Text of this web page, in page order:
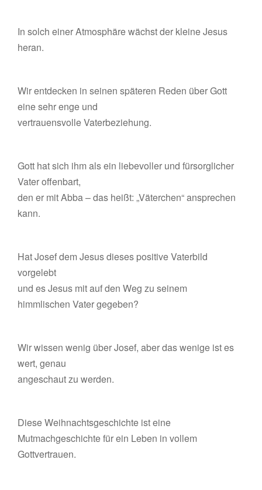
In solch einer Atmosphäre wächst der kleine Jesus
heran.
Wir entdecken in seinen späteren Reden über Gott
eine sehr enge und
vertrauensvolle Vaterbeziehung.
Gott hat sich ihm als ein liebevoller und fürsorglicher
Vater offenbart,
den er mit Abba – das heißt: „Väterchen“ ansprechen
kann.
Hat Josef dem Jesus dieses positive Vaterbild
vorgelebt
und es Jesus mit auf den Weg zu seinem
himmlischen Vater gegeben?
Wir wissen wenig über Josef, aber das wenige ist es
wert, genau
angeschaut zu werden.
Diese Weihnachtsgeschichte ist eine
Mutmachgeschichte für ein Leben in vollem
Gottvertrauen.